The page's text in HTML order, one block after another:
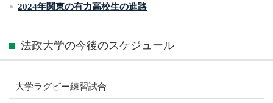
2024年関東の有力高校生の進路
法政大学の今後のスケジュール
大学ラグビー練習試合